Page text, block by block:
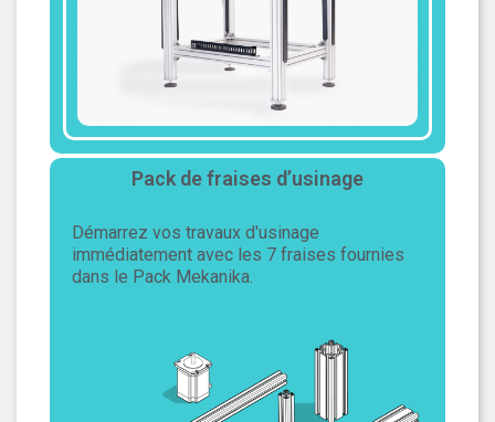
Pack de fraises d’usinage
Démarrez vos travaux d'usinage
immédiatement avec les 7 fraises fournies
dans le Pack Mekanika.